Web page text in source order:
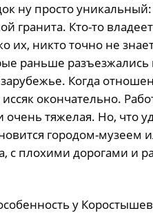
ну просто
гранита. Кто-то
их, никто точно не
раньше
Когда
окончательно.
очень тяжелая. Но, что
городом-
с плохими дорогами и
у